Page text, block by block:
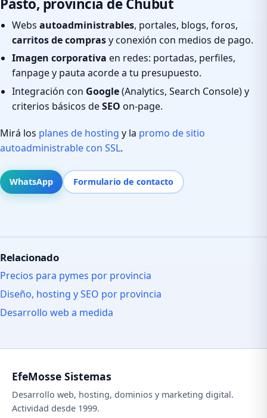
Pasto, provincia de Chubut
Webs autoadministrables, portales, blogs, foros,
carritos de comprasy conexión con medios de pago.
Imagen corporativa en redes: portadas, perfiles,
fanpage y pauta acorde a tu presupuesto.
Integración con Google(Analytics, Search Console) y
criterios básicos deSEO on-page.
Mirá los planes de hosting y la promo de sitio
autoadministrable con SSL.
WhatsApp Formulario de contacto
Relacionado
Precios para pymes por provincia
Diseño, hosting y SEO por provincia
Desarrollo web a medida
EfeMosse Sistemas
Desarrollo web, hosting, dominios y marketing digital.
Actividad desde 1999.